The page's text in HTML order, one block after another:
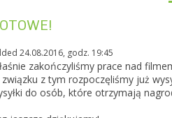
24.08.2016, godz. 19:45
zakończyliśmy prace nad
związku z tym rozpoczęliśmy już
do osób, które otrzymają